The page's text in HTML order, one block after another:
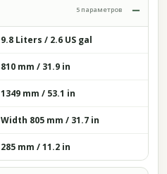
5 параметров
9.8 Liters / 2.6 US gal
810 mm / 31.9 in
1349 mm / 53.1 in
Width 805 mm / 31.7 in
285 mm / 11.2 in